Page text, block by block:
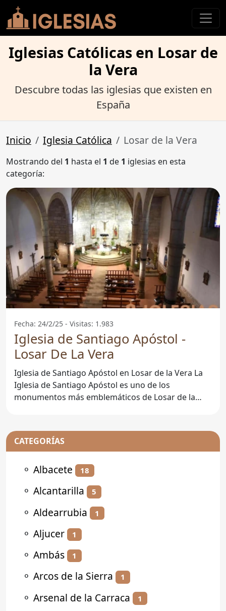
Iglesias Católicas en Losar de
la Vera
Descubre todas las iglesias que existen en
España
Inicio Iglesia Católica Losar de la Vera
Mostrando del 1 hasta el 1 de 1 iglesias en esta
categoría:
Fecha: 24/2/25 - Visitas: 1.983
Iglesia de Santiago Apóstol -
Losar De La Vera
Iglesia de Santiago Apóstol en Losar de la Vera La
Iglesia de Santiago Apóstol es uno de los
monumentos más emblemáticos de Losar de la
CATEGORÍAS
⚬ Albacete 18
⚬ Alcantarilla 5
⚬ Aldearrubia 1
⚬ Aljucer 1
⚬ Ambás 1
⚬ Arcos de la Sierra 1
⚬ Arsenal de la Carraca 1